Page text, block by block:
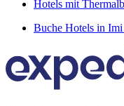
Hotels mit
Buche Hotels in